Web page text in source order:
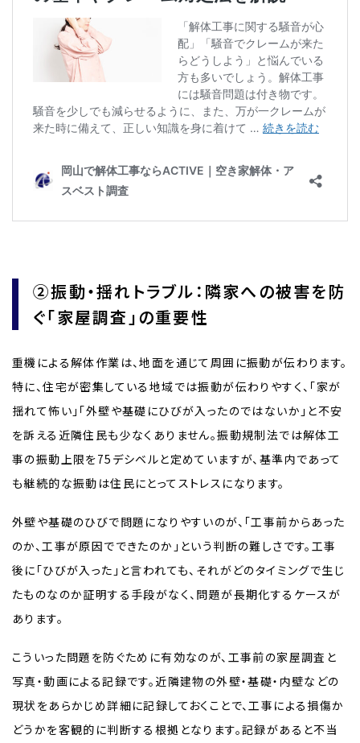
②振動・揺れトラブル：隣家への被害を防
ぐ「家屋調査」の重要性
重機による解体作業は、地面を通じて周囲に振動が伝わります。
特に、住宅が密集している地域では振動が伝わりやすく、「家が
揺れて怖い」「外壁や基礎にひびが入ったのではないか」と不安
を訴える近隣住民も少なくありません。振動規制法では解体工
事の振動上限を75デシベルと定めていますが、基準内であって
も継続的な振動は住民にとってストレスになります。
外壁や基礎のひびで問題になりやすいのが、「工事前からあった
のか、工事が原因でできたのか」という判断の難しさです。工事
後に「ひびが入った」と言われても、それがどのタイミングで生じ
たものなのか証明する手段がなく、問題が長期化するケースが
あります。
こういった問題を防ぐために有効なのが、工事前の家屋調査と
写真・動画による記録です。近隣建物の外壁・基礎・内壁などの
現状をあらかじめ詳細に記録しておくことで、工事による損傷か
どうかを客観的に判断する根拠となります。記録があると不当